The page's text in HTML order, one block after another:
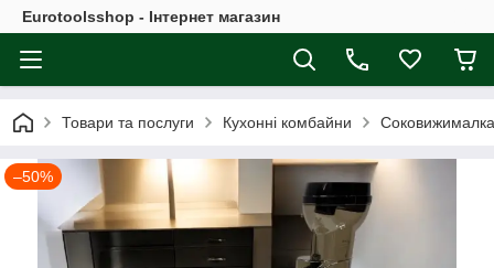
Eurotoolsshop - Інтернет магазин
Товари та послуги Кухонні комбайни
–50%